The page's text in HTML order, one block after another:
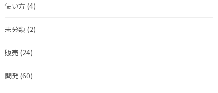
使い方 (4)
未分類 (2)
販売 (24)
開発 (60)